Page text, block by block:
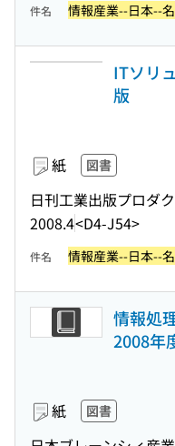
件名 情報産業--日本--
ITソリ
版
紙 図書
日刊工業出版プロダ
2008.4<D4-J54>
件名 情報産業--日本--
情報処
2008年
紙 図書